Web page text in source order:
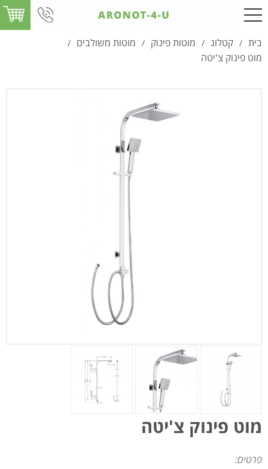
בית / קטלוג / מוטות פינוק / מוטות משולבים /
מוט פינוק צ'יטה
מוט פינוק צ'יטה
פרטים: